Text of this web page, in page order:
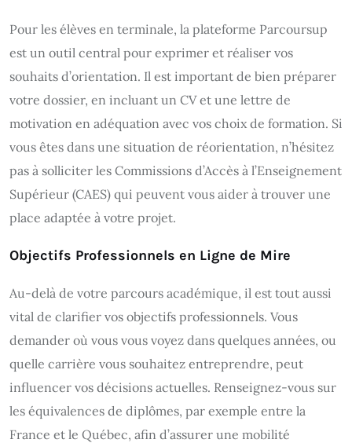
Pour les élèves en terminale, la plateforme Parcoursup
est un outil central pour exprimer et réaliser vos
souhaits d’orientation. Il est important de bien préparer
votre dossier, en incluant un CV et une lettre de
motivation en adéquation avec vos choix de formation. Si
vous êtes dans une situation de réorientation, n’hésitez
pas à solliciter les Commissions d’Accès à l’Enseignement
Supérieur (CAES) qui peuvent vous aider à trouver une
place adaptée à votre projet.
Objectifs Professionnels en Ligne de Mire
Au-delà de votre parcours académique, il est tout aussi
vital de clarifier vos objectifs professionnels. Vous
demander où vous vous voyez dans quelques années, ou
quelle carrière vous souhaitez entreprendre, peut
influencer vos décisions actuelles. Renseignez-vous sur
les équivalences de diplômes, par exemple entre la
France et le Québec, afin d’assurer une mobilité